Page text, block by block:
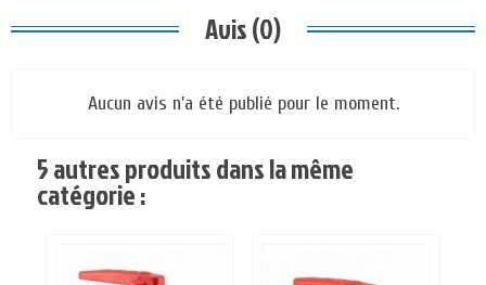
Avis (0)
Aucun avis n'a été publié pour le moment.
5 autres produits dans la même
catégorie :